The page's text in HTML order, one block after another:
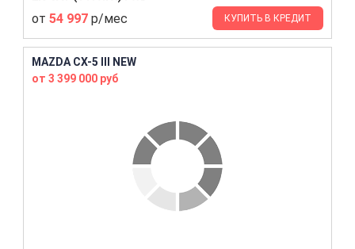
от 54 997 р/мес КУПИТЬ В КРЕДИТ
MAZDA CX-5 III NEW
от 3 399 000 руб